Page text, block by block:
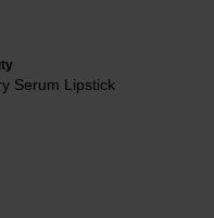
Serum Lipstick